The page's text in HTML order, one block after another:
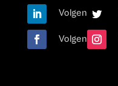
Volgen
Volgen